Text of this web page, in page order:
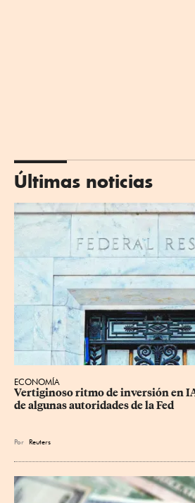
Últimas noticias
ECONOMÍA
Vertiginoso ritmo de inversión en
de algunas autoridades de la Fed
Por Reuters